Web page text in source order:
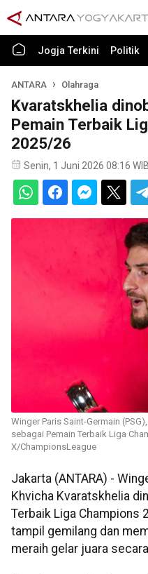
Jogja Terkini Politik
ANTARA Olahraga
Kvaratskhelia
Pemain Terbaik
2025/26
Senin, 1 Juni 2026 08:16 WIB
Winger Paris Saint-Germain
sebagai Pemain Terbaik Liga
X/ChampionsLeague
Jakarta (ANTARA) -
Khvicha Kvaratskhelia
Terbaik Liga Champions
tampil gemilang dan
meraih gelar juara